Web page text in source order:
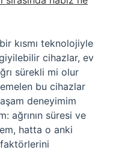
kısmı teknolojiyle
cihazlar, ev
sürekli mi olur
bu cihazlar
deneyimim
ağrının süresi ve
hatta o anki